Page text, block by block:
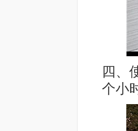
四、
个小